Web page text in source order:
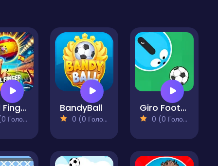
Goal Finger Mania BandyBall
0 (0 Голосів)
Giro Football
0 (0 Голосів)